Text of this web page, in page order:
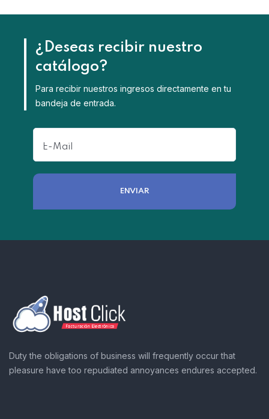
¿Deseas recibir nuestro
catálogo?
Para recibir nuestros ingresos directamente en tu
bandeja de entrada.
Duty the obligations of business will frequently occur that
pleasure have too repudiated annoyances endures accepted.